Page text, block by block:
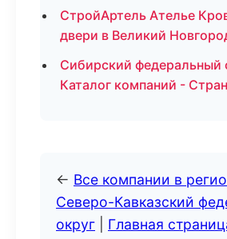
СтройАртель Ателье
двери в Великий
Сибирский федеральный
Каталог компаний -
← Все компании в
Северо-Кавказский
округ
Главная